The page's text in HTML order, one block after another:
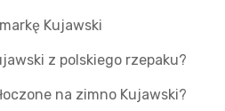
Kujawski
z polskiego rzepaku?
na zimno Kujawski?